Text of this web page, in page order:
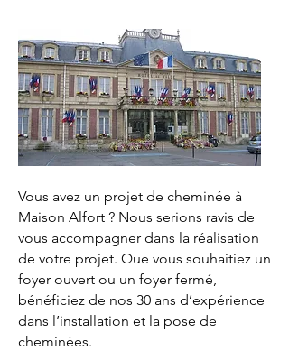
Vous avez un projet de cheminée à
Maison Alfort ? Nous serions ravis de
vous accompagner dans la réalisation
de votre projet. Que vous souhaitiez un
foyer ouvert ou un foyer fermé,
bénéficiez de nos 30 ans d’expérience
dans l’installation et la pose de
cheminées.